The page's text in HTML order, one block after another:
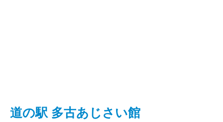
道の駅 多古あじさい館